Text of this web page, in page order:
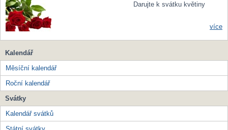
Darujte k svátku květiny
více
Kalendář
Měsíční kalendář
Roční kalendář
Svátky
Kalendář svátků